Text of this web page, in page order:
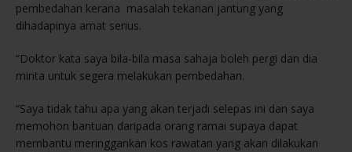
pembedahan kerana masalah tekanan jantung yang
dihadapinya amat serius.
“Doktor kata saya bila-bila masa sahaja boleh pergi dan dia
minta untuk segera melakukan pembedahan.
“Saya tidak tahu apa yang akan terjadi selepas ini dan saya
memohon bantuan daripada orang ramai supaya dapat
membantu meringgankan kos rawatan yang akan dilakukan